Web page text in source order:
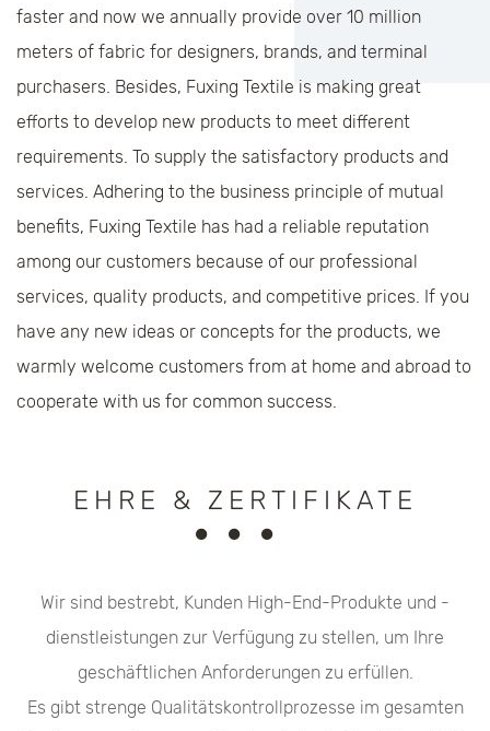
faster and now we annually provide over 10 million
meters of fabric for designers, brands, and terminal
purchasers. Besides, Fuxing Textile is making great
efforts to develop new products to meet different
requirements. To supply the satisfactory products and
services. Adhering to the business principle of mutual
benefits, Fuxing Textile has had a reliable reputation
among our customers because of our professional
services, quality products, and competitive prices. If you
have any new ideas or concepts for the products, we
warmly welcome customers from at home and abroad to
cooperate with us for common success.
EHRE & ZERTIFIKATE
Wir sind bestrebt, Kunden High-End-Produkte und -
dienstleistungen zur Verfügung zu stellen, um Ihre
geschäftlichen Anforderungen zu erfüllen.
Es gibt strenge Qualitätskontrollprozesse im gesamten